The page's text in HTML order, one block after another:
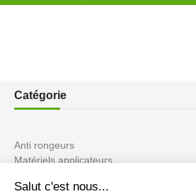
Catégorie
Anti rongeurs
Matériels applicateurs
Les Répulsifs